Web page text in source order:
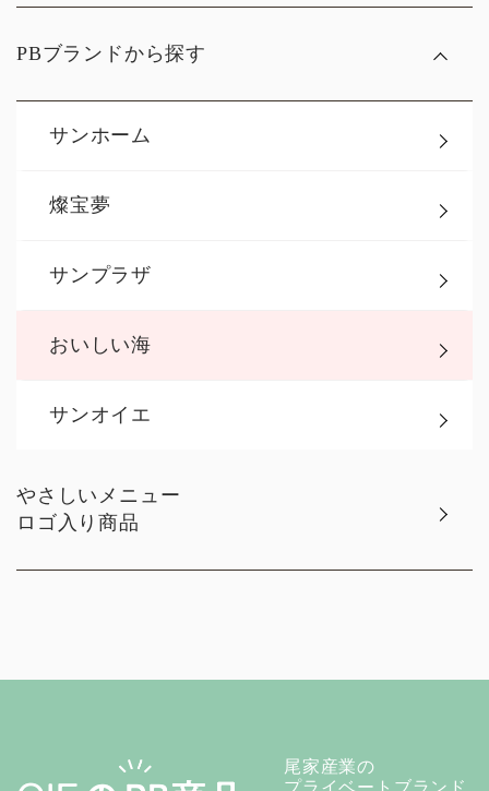
PBブランドから探す
サンホーム
燦宝夢
サンプラザ
おいしい海
サンオイエ
やさしいメニュー
ロゴ入り商品
尾家産業の